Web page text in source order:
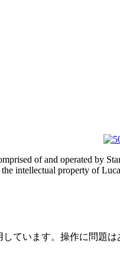
of and operated by
the intellectual property of
ています。操作に問題